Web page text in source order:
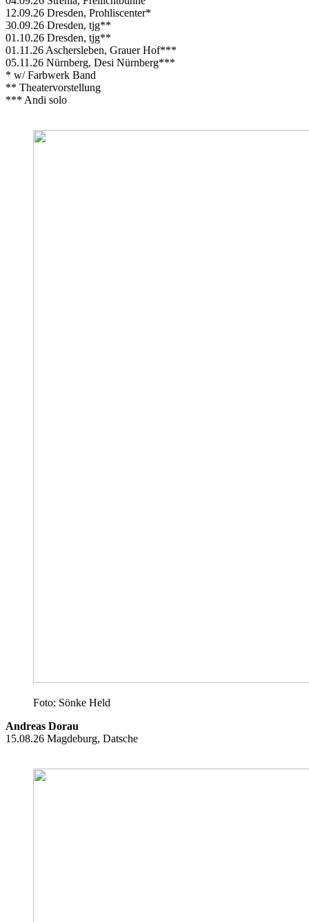
12.09.26 Dresden, Prohliscenter*
30.09.26 Dresden, tjg**
01.10.26 Dresden, tjg**
01.11.26 Aschersleben, Grauer Hof***
05.11.26 Nürnberg, Desi Nürnberg***
* w/ Farbwerk Band
** Theatervorstellung
*** Andi solo
Foto: Sönke Held
Andreas Dorau
15.08.26 Magdeburg, Datsche